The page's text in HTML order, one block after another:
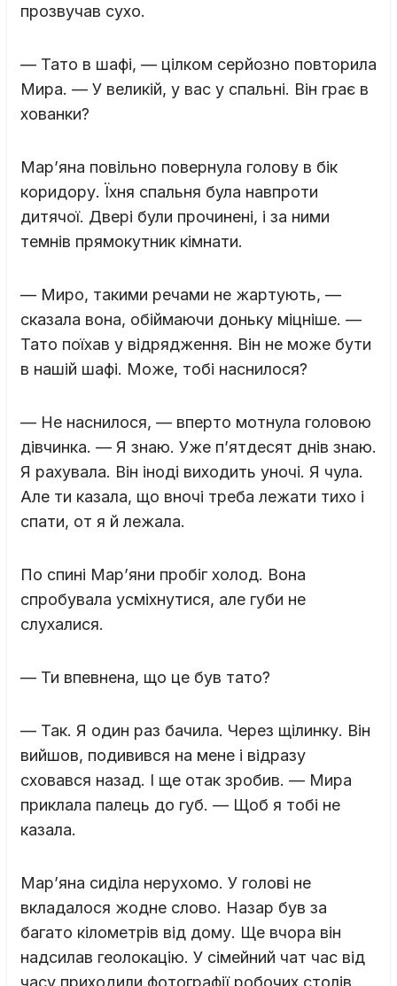
прозвучав сухо.
— Тато в шафі, — цілком серйозно повторила
Мира. — У великій, у вас у спальні. Він грає в
хованки?
Мар’яна повільно повернула голову в бік
коридору. Їхня спальня була навпроти
дитячої. Двері були прочинені, і за ними
темнів прямокутник кімнати.
— Миро, такими речами не жартують, —
сказала вона, обіймаючи доньку міцніше. —
Тато поїхав у відрядження. Він не може бути
в нашій шафі. Може, тобі наснилося?
— Не наснилося, — вперто мотнула головою
дівчинка. — Я знаю. Уже п’ятдесят днів знаю.
Я рахувала. Він іноді виходить уночі. Я чула.
Але ти казала, що вночі треба лежати тихо і
спати, от я й лежала.
По спині Мар’яни пробіг холод. Вона
спробувала усміхнутися, але губи не
слухалися.
— Ти впевнена, що це був тато?
— Так. Я один раз бачила. Через щілинку. Він
вийшов, подивився на мене і відразу
сховався назад. І ще отак зробив. — Мира
приклала палець до губ. — Щоб я тобі не
казала.
Мар’яна сиділа нерухомо. У голові не
вкладалося жодне слово. Назар був за
багато кілометрів від дому. Ще вчора він
надсилав геолокацію. У сімейний чат час від
часу приходили фотографії робочих столів,